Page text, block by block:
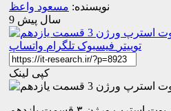
نویسنده: مسعود واعظ
9 سال پیش
توییتر فیسبوک تلگرام واتساپ
کپی لینک